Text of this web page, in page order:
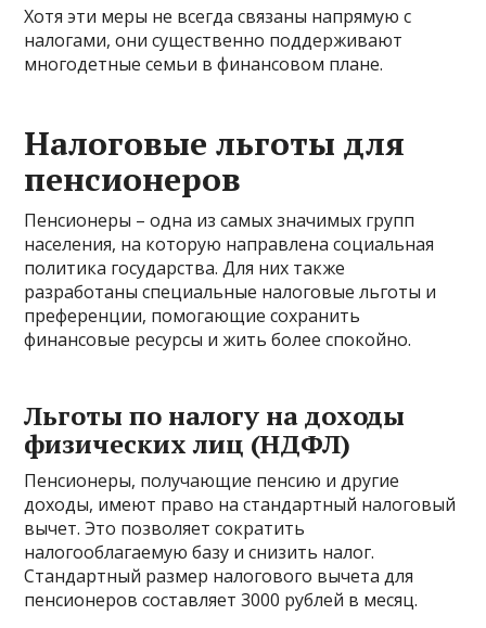
Хотя эти меры не всегда связаны напрямую с
налогами, они существенно поддерживают
многодетные семьи в финансовом плане.
Налоговые льготы для
пенсионеров
Пенсионеры – одна из самых значимых групп
населения, на которую направлена социальная
политика государства. Для них также
разработаны специальные налоговые льготы и
преференции, помогающие сохранить
финансовые ресурсы и жить более спокойно.
Льготы по налогу на доходы
физических лиц (НДФЛ)
Пенсионеры, получающие пенсию и другие
доходы, имеют право на стандартный налоговый
вычет. Это позволяет сократить
налогооблагаемую базу и снизить налог.
Стандартный размер налогового вычета для
пенсионеров составляет 3000 рублей в месяц.